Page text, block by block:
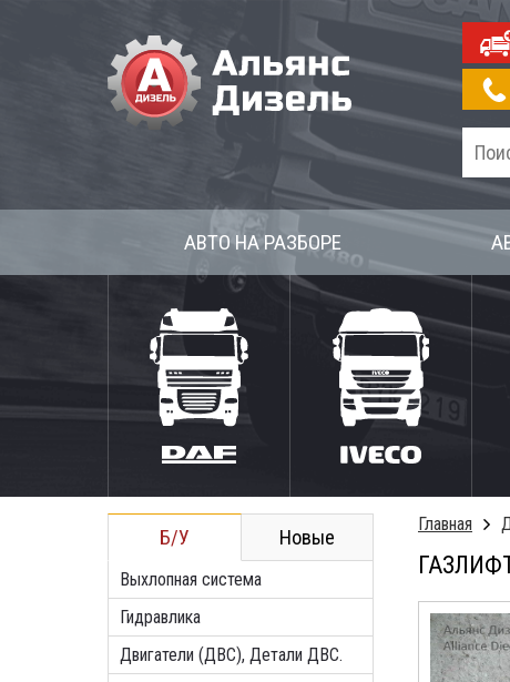
АВТО НА РАЗБОРЕ
Б/У Новые
Выхлопная система
Гидравлика
Двигатели (ДВС), Детали ДВС.
Главная